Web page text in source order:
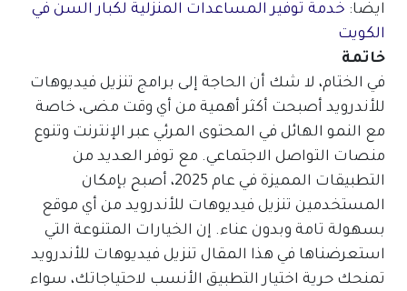
ايضا: خدمة توفير المساعدات المنزلية لكبار السن في
الكويت
خاتمة
في الختام، لا شك أن الحاجة إلى برامج تنزيل فيديوهات
للأندرويد أصبحت أكثر أهمية من أي وقت مضى، خاصة
مع النمو الهائل في المحتوى المرئي عبر الإنترنت وتنوع
منصات التواصل الاجتماعي. مع توفر العديد من
التطبيقات المميزة في عام 2025، أصبح بإمكان
المستخدمين تنزيل فيديوهات للأندرويد من أي موقع
بسهولة تامة وبدون عناء. إن الخيارات المتنوعة التي
استعرضناها في هذا المقال تنزيل فيديوهات للأندرويد
تمنحك حرية اختيار التطبيق الأنسب لاحتياجاتك، سواء